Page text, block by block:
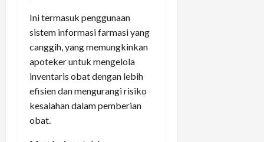
Ini termasuk penggunaan
sistem informasi farmasi yang
canggih, yang memungkinkan
apoteker untuk mengelola
inventaris obat dengan lebih
efisien dan mengurangi risiko
kesalahan dalam pemberian
obat.